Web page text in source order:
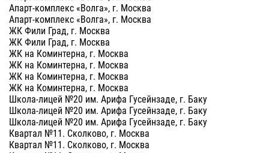
Апарт-комплекс «Волга», г. Москва
Апарт-комплекс «Волга», г. Москва
ЖК Фили Град, г. Москва
ЖК Фили Град, г. Москва
ЖК на Коминтерна, г. Москва
ЖК на Коминтерна, г. Москва
ЖК на Коминтерна, г. Москва
ЖК на Коминтерна, г. Москва
Школа-лицей №20 им. Арифа Гусейнзаде, г. Баку
Школа-лицей №20 им. Арифа Гусейнзаде, г. Баку
Школа-лицей №20 им. Арифа Гусейнзаде, г. Баку
Квартал №11. Сколково, г. Москва
Квартал №11. Сколково, г. Москва